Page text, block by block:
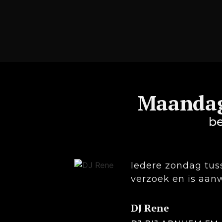
Iedere zondag
verzoek en is
DJ Rene